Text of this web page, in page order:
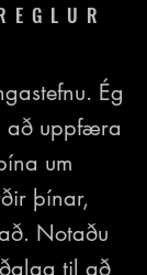
Ég
að uppfæra
um
þínar,
Notaðu
til að